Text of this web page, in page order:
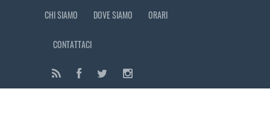
CHI SIAMO DOVE SIAMO ORARI
CONTATTACI